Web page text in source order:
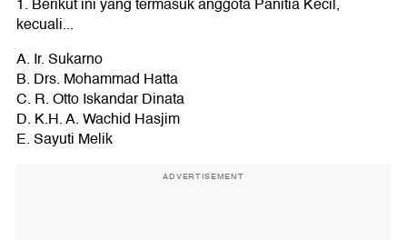
kecuali...
A. Ir. Sukarno
B. Drs. Mohammad Hatta
C. R. Otto Iskandar Dinata
D. K.H. A. Wachid Hasjim
E. Sayuti Melik
ADVERTISEMENT